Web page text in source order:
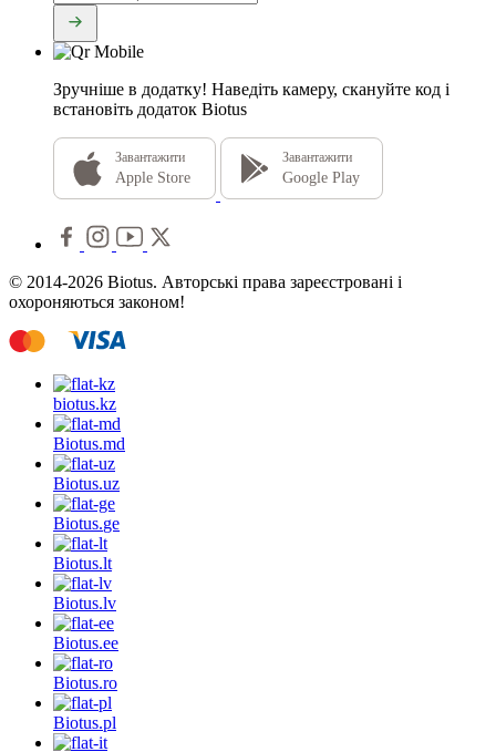
Зручніше в додатку! Наведіть камеру, скануйте код і
встановіть додаток Biotus
Завантажити
Apple Store
Завантажити
Google Play
© 2014-2026 Biotus. Авторські права зареєстровані і
охороняються законом!
biotus.kz
Biotus.md
Biotus.uz
Biotus.ge
Biotus.lt
Biotus.lv
Biotus.ee
Biotus.ro
Biotus.pl